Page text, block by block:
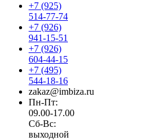
+7 (925)
514-77-74
+7 (926)
941-15-51
+7 (926)
604-44-15
+7 (495)
544-18-16
zakaz@imbiza.ru
Пн-Пт:
09.00-17.00
Сб-Вс:
выходной